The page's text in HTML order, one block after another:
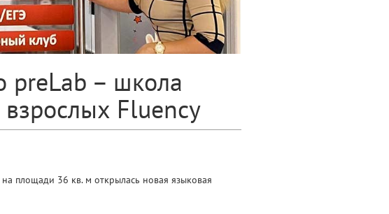
preLab – школа
Fluency
площади 36 кв. м открылась новая языковая